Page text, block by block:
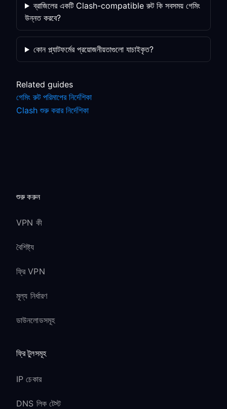
ব্রাজিলের একটি Clash-compatible রুট কি সবসময় গেমিং
উন্নত করবে?
কোন প্ল্যাটফর্মের প্রয়োজনীয়তাগুলো যাচাইকৃত?
Related guides
গেমিং রুট পরিমাপের নির্দেশিকা
Clash শুরু করার নির্দেশিকা
শুরু করুন
VPN কী
বৈশিষ্ট্য
ফ্রি VPN
মূল্য নির্ধারণ
ডাউনলোডসমূহ
ফ্রি টুলসমূহ
IP চেকার
DNS লিক টেস্ট